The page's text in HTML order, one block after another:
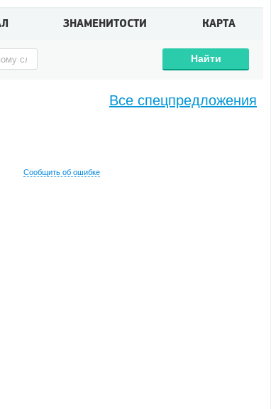
ЗНАМЕНИТОСТИ КАРТА
Найти
Сообщить об ошибке
Все спецпредложения